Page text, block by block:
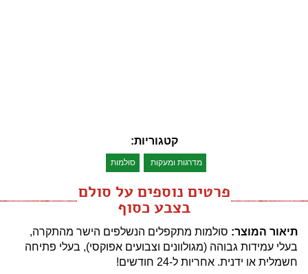
קטגוריות:
מדרגות ומעקות סולמות
פרטים נוספים על סולם
בצבע כסוף
תיאור המוצר: סולמות מתקפלים הנשלפים הישר מהתקרה,
בעלי עמידות גבוהה (מגולוונים וצבועים אפוקסי), בעלי פתיחה
חשמלית או ידנית. אחריות ל-24 חודשים!